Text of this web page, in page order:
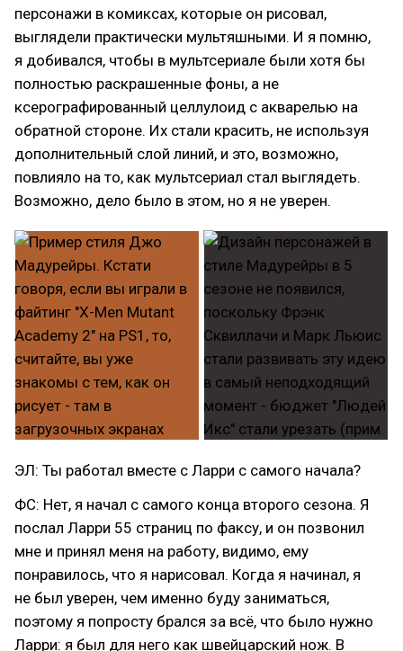
персонажи в комиксах, которые он рисовал,
выглядели практически мультяшными. И я помню,
я добивался, чтобы в мультсериале были хотя бы
полностью раскрашенные фоны, а не
ксерографированный целлулоид с акварелью на
обратной стороне. Их стали красить, не используя
дополнительный слой линий, и это, возможно,
повлияло на то, как мультсериал стал выглядеть.
Возможно, дело было в этом, но я не уверен.
ЭЛ: Ты работал вместе с Ларри с самого начала?
ФС: Нет, я начал с самого конца второго сезона. Я
послал Ларри 55 страниц по факсу, и он позвонил
мне и принял меня на работу, видимо, ему
понравилось, что я нарисовал. Когда я начинал, я
не был уверен, чем именно буду заниматься,
поэтому я попросту брался за всё, что было нужно
Ларри: я был для него как швейцарский нож. В